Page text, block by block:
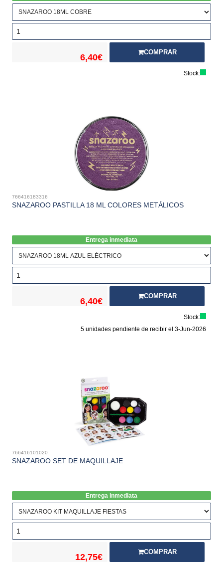
6,40€
COMPRAR
Stock:
766416183316
SNAZAROO PASTILLA 18 ML COLORES METÁLICOS
Entrega inmediata
6,40€
COMPRAR
Stock:
5 unidades pendiente de recibir el 3-Jun-2026
766416101020
SNAZAROO SET DE MAQUILLAJE
Entrega inmediata
12,75€
COMPRAR